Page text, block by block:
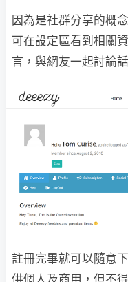
因為是社群分享的概
可在設定區看到相關
言，與網友一起討論話
註冊完畢就可以隨意
供個人及商用，但不